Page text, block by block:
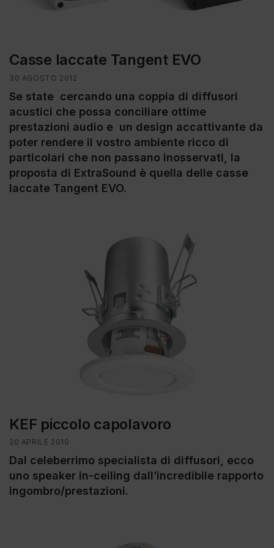
Casse laccate Tangent EVO
30 AGOSTO 2012
Se state cercando una coppia di diffusori
acustici che possa conciliare ottime
prestazioni audio e un design accattivante da
poter rendere il vostro ambiente ricco di
particolari che non passano inosservati, la
proposta di ExtraSound è quella delle casse
laccate Tangent EVO.
KEF piccolo capolavoro
20 APRILE 2010
Dal celeberrimo specialista di diffusori, ecco
uno speaker in-ceiling dall’incredibile rapporto
ingombro/prestazioni.